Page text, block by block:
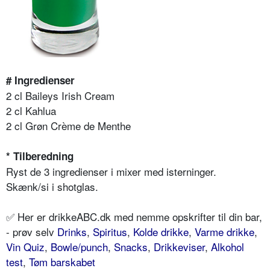
# Ingredienser
2 cl Baileys Irish Cream
2 cl Kahlua
2 cl Grøn Crème de Menthe
* Tilberedning
Ryst de 3 ingredienser i mixer med isterninger.
Skænk/si i shotglas.
✅ Her er drikkeABC.dk med nemme opskrifter til din bar,
- prøv selv Drinks, Spiritus, Kolde drikke, Varme drikke,
Vin Quiz, Bowle/punch, Snacks, Drikkeviser, Alkohol
test, Tøm barskabet